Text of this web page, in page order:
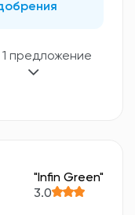
предложение
"Infin Green"
3.0